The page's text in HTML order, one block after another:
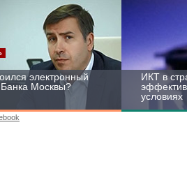
электронный
Москвы?
ИКТ в
условиях